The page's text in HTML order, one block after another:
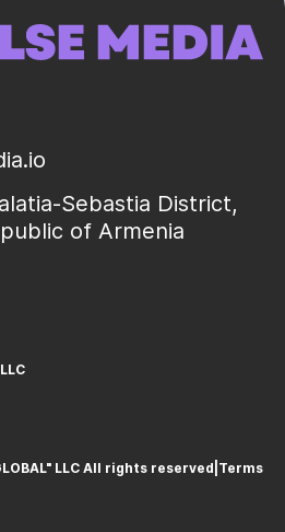
Sebastia District,
of Armenia
LLC All rights reservedㅤ|ㅤ Terms